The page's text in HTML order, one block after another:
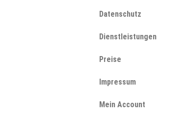
Datenschutz
Dienstleistungen
Preise
Impressum
Mein Account